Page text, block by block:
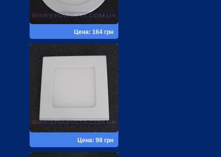
Цена: 164 грн
Цена: 98 грн